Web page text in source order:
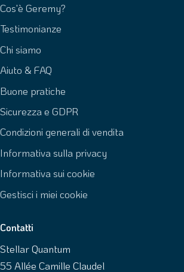
Cos'è Geremy?
Testimonianze
Chi siamo
Aiuto & FAQ
Buone pratiche
Sicurezza e GDPR
Condizioni generali di vendita
Informativa sulla privacy
Informativa sui cookie
Gestisci i miei cookie
Contatti
Stellar Quantum
55 Allée Camille Claudel